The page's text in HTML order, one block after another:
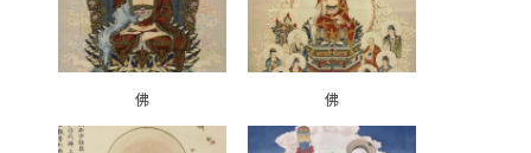
佛 佛